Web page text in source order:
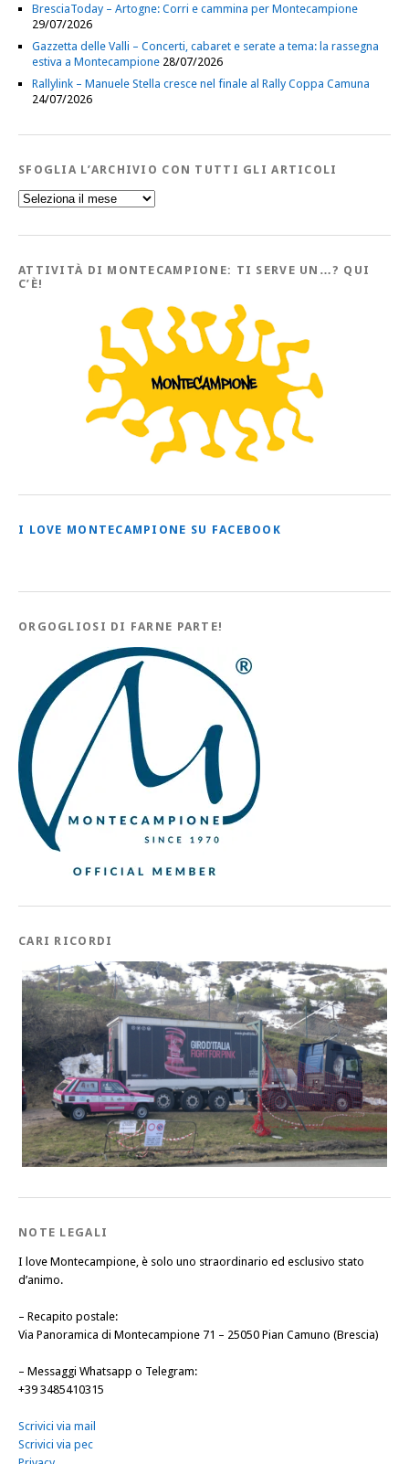
BresciaToday – Artogne: Corri e cammina per Montecampione
29/07/2026
Gazzetta delle Valli – Concerti, cabaret e serate a tema: la rassegna
estiva a Montecampione 28/07/2026
Rallylink – Manuele Stella cresce nel finale al Rally Coppa Camuna
24/07/2026
SFOGLIA L’ARCHIVIO CON TUTTI GLI ARTICOLI
Sfoglia
l’Archivio
tutti
Articoli
ATTIVITÀ DI MONTECAMPIONE: TI SERVE UN…? QUI
C’È!
I LOVE MONTECAMPIONE SU FACEBOOK
ORGOGLIOSI DI FARNE PARTE!
CARI RICORDI
NOTE LEGALI
I love Montecampione, è solo uno straordinario ed esclusivo stato
d’animo.
– Recapito postale:
Via Panoramica di Montecampione 71 – 25050 Pian Camuno (Brescia)
– Messaggi Whatsapp o Telegram:
+39 3485410315
Scrivici via mail
Scrivici via pec